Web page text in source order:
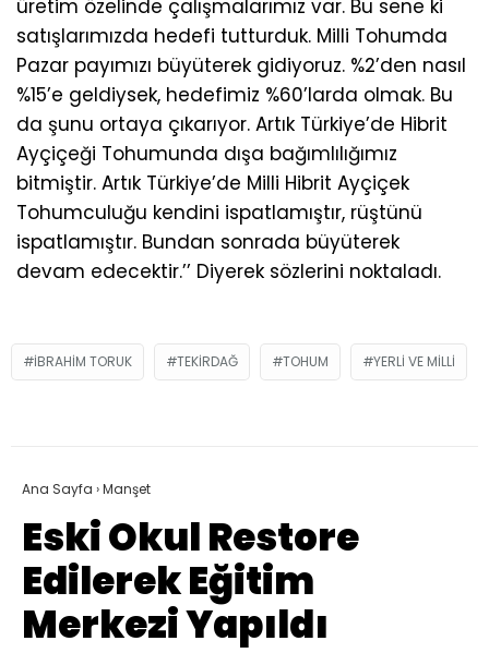
üretim özelinde çalışmalarımız var. Bu sene ki
satışlarımızda hedefi tutturduk. Milli Tohumda
Pazar payımızı büyüterek gidiyoruz. %2’den nasıl
%15’e geldiysek, hedefimiz %60’larda olmak. Bu
da şunu ortaya çıkarıyor. Artık Türkiye’de Hibrit
Ayçiçeği Tohumunda dışa bağımlılığımız
bitmiştir. Artık Türkiye’de Milli Hibrit Ayçiçek
Tohumculuğu kendini ispatlamıştır, rüştünü
ispatlamıştır. Bundan sonrada büyüterek
devam edecektir.’’ Diyerek sözlerini noktaladı.
IBRAHIM TORUK TEKIRDAĞ TOHUM YERLI VE MILLI
Ana Sayfa ›Manşet
Eski Okul Restore
Edilerek Eğitim
Merkezi Yapıldı